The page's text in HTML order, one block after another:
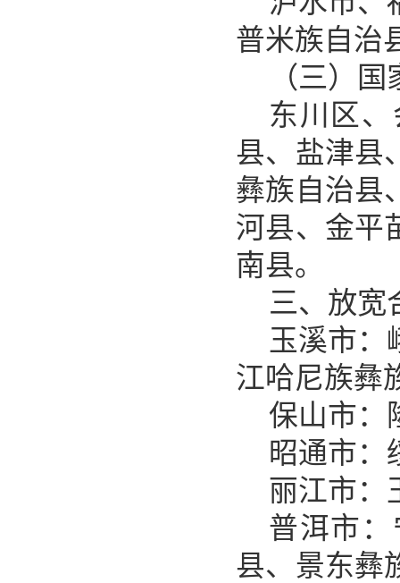
普米族自治
（三）
东川区
县、盐津县
彝族自治县
河县、金平
南县。
三、放宽
玉溪市：
江哈尼族彝
保山市：
昭通市：
丽江市：
普洱市
县、景东彝